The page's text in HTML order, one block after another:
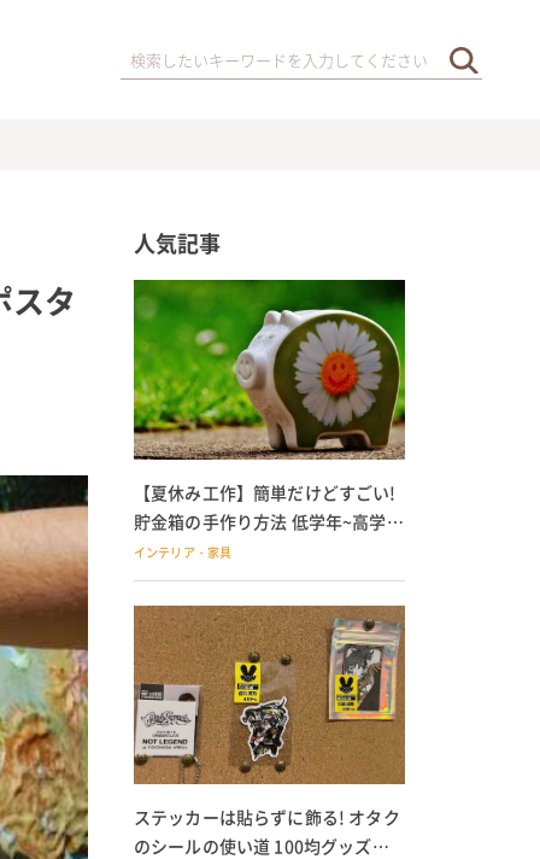
スタ
人気記事
【夏休み工作】簡単だけどすごい!
貯金箱の手作り方法 低学年~高学年
の子どもにも
インテリア・家具
ステッカーは貼らずに飾る! オタク
のシールの使い道 100均グッズで